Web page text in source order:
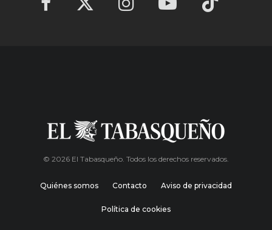
© 2026 El Tabasqueño. Todos los derechos reservados.
Quiénes somos Contacto Aviso de privacidad
Política de cookies